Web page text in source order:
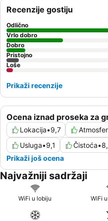
Ocena iznad proseka za
Lokacija•9,7
Usluga•9,1 Čistoća•
Prikaži još ocena
Recenzije gostiju
Odlično
Vrlo dobro
Dobro
Pristojno
Loše
Prikaži recenzije
Najvažniji sadržaji
WiFi u lobiju WiFi